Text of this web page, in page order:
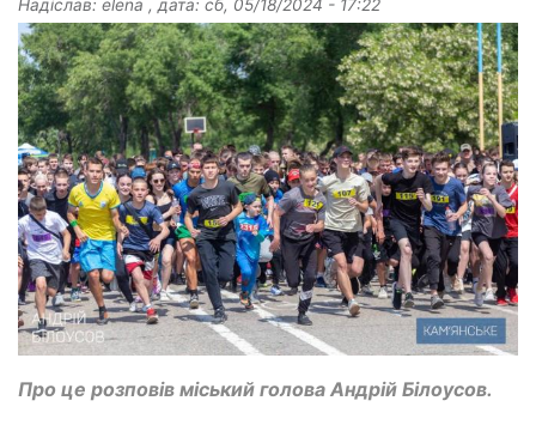
Надіслав: elena , дата: сб, 05/18/2024 - 17:22
Про це розповів міський голова Андрій Білоусов.